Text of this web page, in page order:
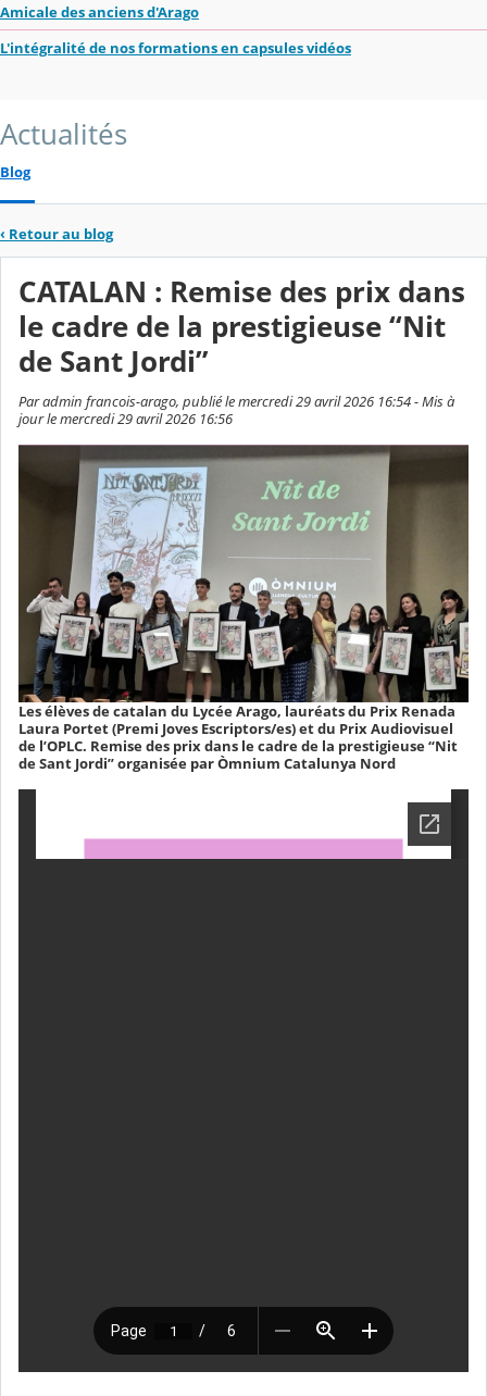
Amicale des anciens d'Arago
L'intégralité de nos formations en capsules vidéos
Actualités
Blog
‹ Retour au blog
CATALAN : Remise des prix dans
le cadre de la prestigieuse “Nit
de Sant Jordi”
Par admin francois-arago, publié le mercredi 29 avril 2026 16:54 - Mis à
jour le mercredi 29 avril 2026 16:56
Les élèves de catalan du Lycée Arago, lauréats du Prix Renada
Laura Portet (Premi Joves Escriptors/es) et du Prix Audiovisuel
de l’OPLC. Remise des prix dans le cadre de la prestigieuse “Nit
de Sant Jordi” organisée par Òmnium Catalunya Nord